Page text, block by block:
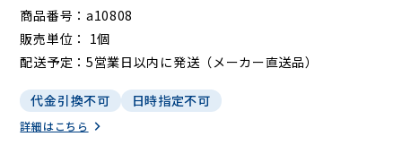
商品番号
a10808
販売単位
1個
配送予定
5営業日以内に発送（メーカー直送品）
代金引換不可 日時指定不可
詳細はこちら